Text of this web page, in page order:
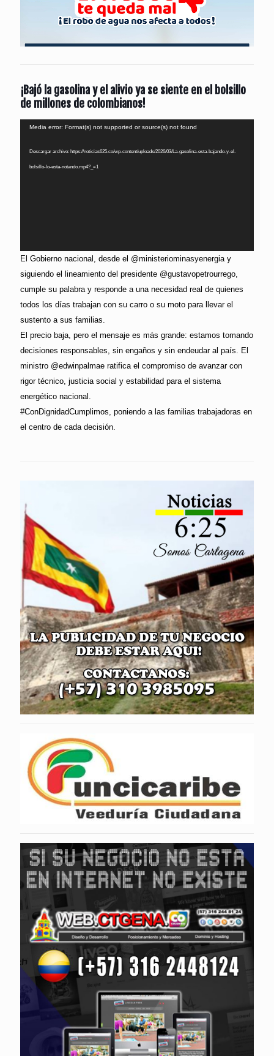
¡Bajó la gasolina y el alivio ya se siente en el bolsillo
de millones de colombianos!
Reproductor
Media error: Format(s) not supported or source(s) not found
Descargar archivo: https://noticias625.co/wp-content/uploads/2026/03/La-gasolina-esta-bajando-y-el-
bolsillo-lo-esta-notando.mp4?_=1
El Gobierno nacional, desde el @ministeriominasyenergia y
siguiendo el lineamiento del presidente @gustavopetrourrego,
cumple su palabra y responde a una necesidad real de quienes
todos los días trabajan con su carro o su moto para llevar el
sustento a sus familias.
El precio baja, pero el mensaje es más grande: estamos tomando
decisiones responsables, sin engaños y sin endeudar al país. El
ministro @edwinpalmae ratifica el compromiso de avanzar con
rigor técnico, justicia social y estabilidad para el sistema
energético nacional.
#ConDignidadCumplimos, poniendo a las familias trabajadoras en
el centro de cada decisión.